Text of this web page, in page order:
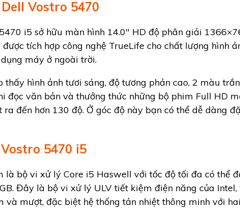
Vostro 5470
i5 sở hữu màn hình 14.0″ HD độ phân giải
được tích hợp công nghệ TrueLife cho chất lượng hình
máy ở ngoài trời.
thấy hình ảnh tươi sáng, độ tương phản cao, 2 màu
đọc văn bản và thưởng thức những bộ phim Full HD
ra đến hơn 130 độ. Ở góc độ này bạn có thể dễ dàng
5470 i5
là bộ vi xử lý Core i5 Haswell với tốc độ tối đa có thể
Đây là bộ vi xử lý ULV tiết kiệm điện năng của
và mượt, đặc biệt hệ thống tản nhiệt thông minh với